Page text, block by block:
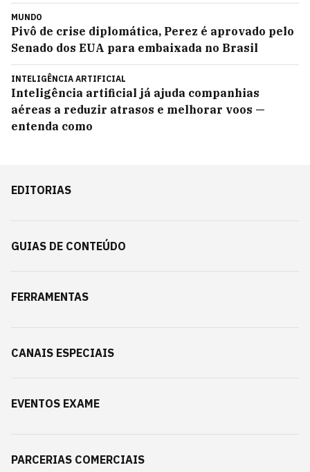
MUNDO
Pivô de crise diplomática, Perez é aprovado pelo
Senado dos EUA para embaixada no Brasil
INTELIGÊNCIA ARTIFICIAL
Inteligência artificial já ajuda companhias
aéreas a reduzir atrasos e melhorar voos —
entenda como
EDITORIAS
GUIAS DE CONTEÚDO
FERRAMENTAS
CANAIS ESPECIAIS
EVENTOS EXAME
PARCERIAS COMERCIAIS